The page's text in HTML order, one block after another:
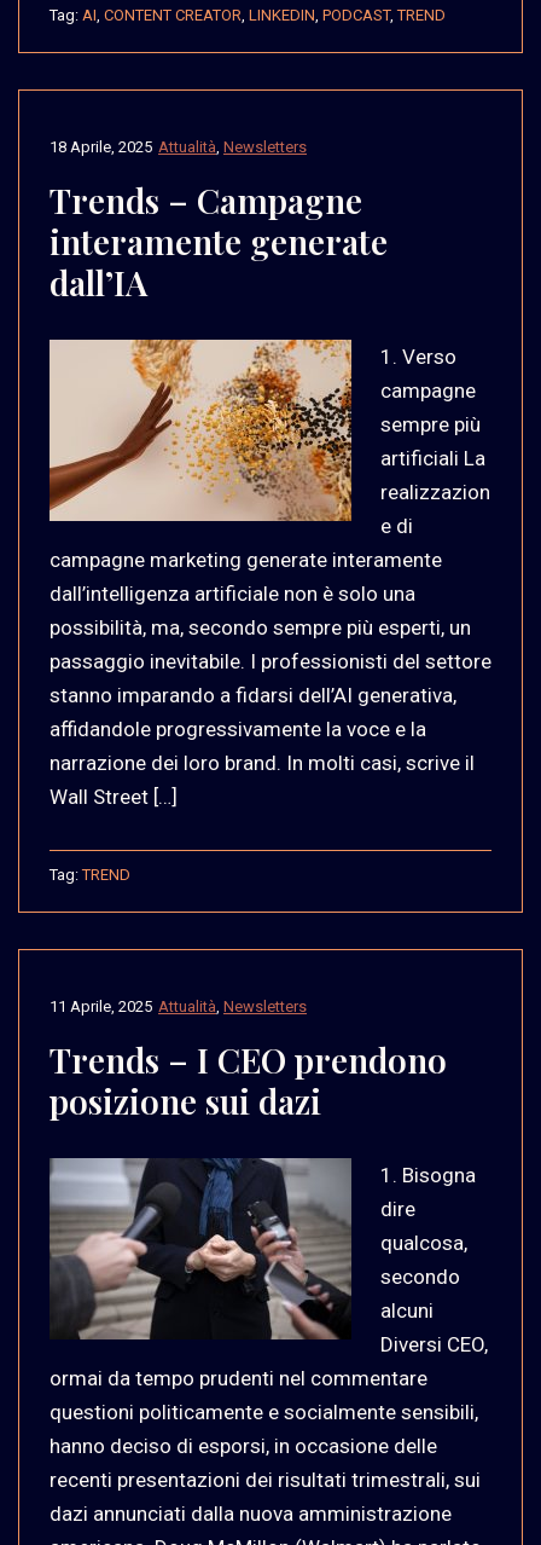
Tag: AI CONTENT CREATOR LINKEDIN PODCAST,TREND
Attualità Newsletters
18 Aprile, 2025
Trends – Campagne
interamente generate
dall’IA
1. Verso
campagne
sempre più
artificiali La
realizzazion
e di
campagne marketing generate interamente
dall’intelligenza artificiale non è solo una
possibilità, ma, secondo sempre più esperti, un
passaggio inevitabile. I professionisti del settore
stanno imparando a fidarsi dell’AI generativa,
affidandole progressivamente la voce e la
narrazione dei loro brand. In molti casi, scrive il
Wall Street […]
Tag:TREND
Attualità Newsletters
11 Aprile, 2025
Trends – I CEO prendono
posizione sui dazi
1. Bisogna
dire
qualcosa,
secondo
alcuni
Diversi CEO,
ormai da tempo prudenti nel commentare
questioni politicamente e socialmente sensibili,
hanno deciso di esporsi, in occasione delle
recenti presentazioni dei risultati trimestrali, sui
dazi annunciati dalla nuova amministrazione